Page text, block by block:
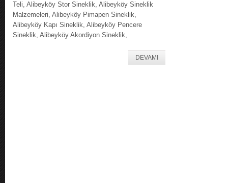
Teli, Alibeyköy Stor Sineklik, Alibeyköy Sineklik
Malzemeleri, Alibeyköy Pimapen Sineklik,
Alibeyköy Kapı Sineklik, Alibeyköy Pencere
Sineklik, Alibeyköy Akordiyon Sineklik,
DEVAMI